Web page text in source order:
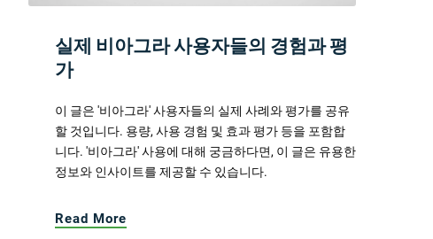
실제 비아그라 사용자들의 경험과 평
가
이 글은 '비아그라' 사용자들의 실제 사례와 평가를 공유
할 것입니다. 용량, 사용 경험 및 효과 평가 등을 포함합
니다. '비아그라' 사용에 대해 궁금하다면, 이 글은 유용한
정보와 인사이트를 제공할 수 있습니다.
Read More